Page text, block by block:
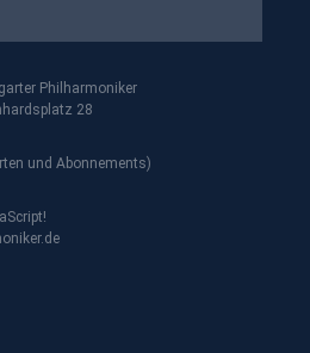
Philharmoniker
28
und Abonnements)